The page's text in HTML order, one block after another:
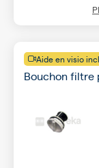
Aide en visio
Bouchon filtre